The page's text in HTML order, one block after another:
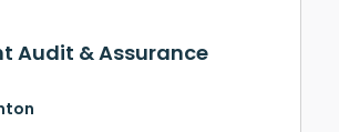
Audit & Assurance